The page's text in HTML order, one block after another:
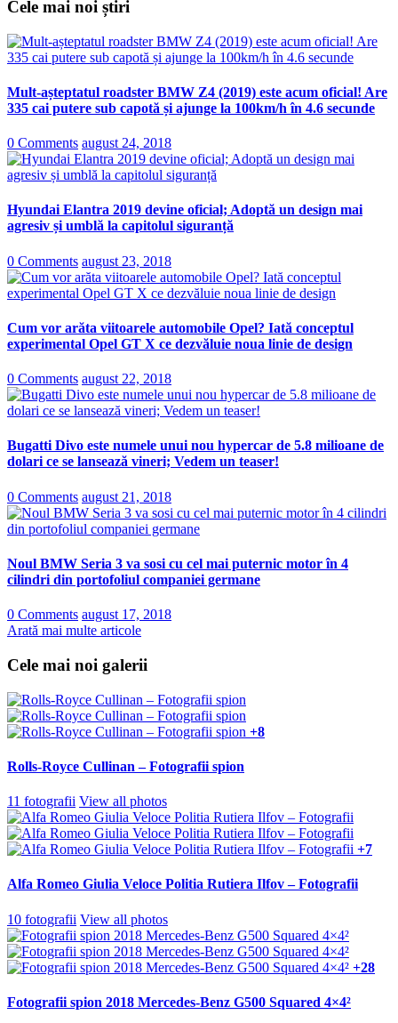
Cele mai noi știri
Mult-așteptatul roadster BMW Z4 (2019) este acum oficial! Are
335 cai putere sub capotă și ajunge la 100km/h în 4.6 secunde
0 Comments august 24, 2018
Hyundai Elantra 2019 devine oficial; Adoptă un design mai
agresiv și umblă la capitolul siguranță
0 Comments august 23, 2018
Cum vor arăta viitoarele automobile Opel? Iată conceptul
experimental Opel GT X ce dezvăluie noua linie de design
0 Comments august 22, 2018
Bugatti Divo este numele unui nou hypercar de 5.8 milioane de
dolari ce se lansează vineri; Vedem un teaser!
0 Comments august 21, 2018
Noul BMW Seria 3 va sosi cu cel mai puternic motor în 4
cilindri din portofoliul companiei germane
0 Comments august 17, 2018
Arată mai multe articole
Cele mai noi galerii
+8
Rolls-Royce Cullinan – Fotografii spion
11 fotografii View all photos
+7
Alfa Romeo Giulia Veloce Politia Rutiera Ilfov – Fotografii
10 fotografii View all photos
+28
Fotografii spion 2018 Mercedes-Benz G500 Squared 4×4²